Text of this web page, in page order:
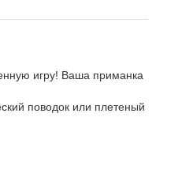
игру! Ваша приманка
поводок или плетеный